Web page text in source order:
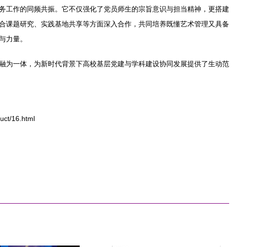
作的同频共振。它不仅强化了党员师生的宗旨意识与担当精神，更搭建
题研究、实践基地共享等方面深入合作，共同培养既懂艺术管理又具备
力量。
一体，为新时代背景下高校基层党建与学科建设协同发展提供了生动范
16.html